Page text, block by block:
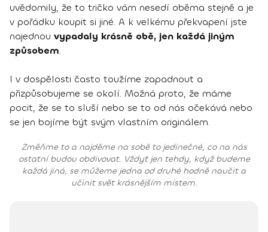
uvědomily, že to tričko vám nesedí oběma stejně a je
v pořádku koupit si jiné. A k velkému překvapení jste
najednou vypadaly krásně obě, jen každá jiným
způsobem.
I v dospělosti často toužíme zapadnout a
přizpůsobujeme se okolí. Možná proto, že máme
pocit, že se to sluší nebo se to od nás očekává nebo
se jen bojíme být svým vlastním originálem.
Změňme to a najděme na sobě to jedinečné, co na nás
ostatní budou obdivovat. Vždyť jen tehdy, když budeme
každá jiná, se můžeme jedna od druhé hodně naučit a
učinit svět krásnějším místem.